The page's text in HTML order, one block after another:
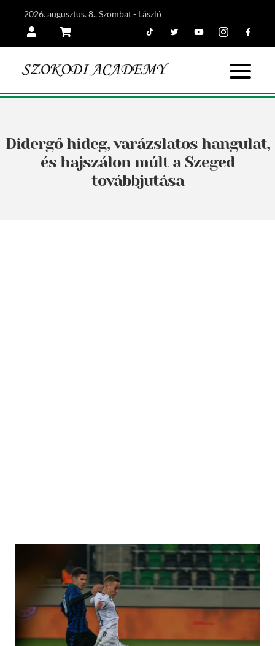
2026. augusztus. 8., Szombat - László
Didergő hideg, varázslatos hangulat,
és hajszálon múlt a Szeged
továbbjutása